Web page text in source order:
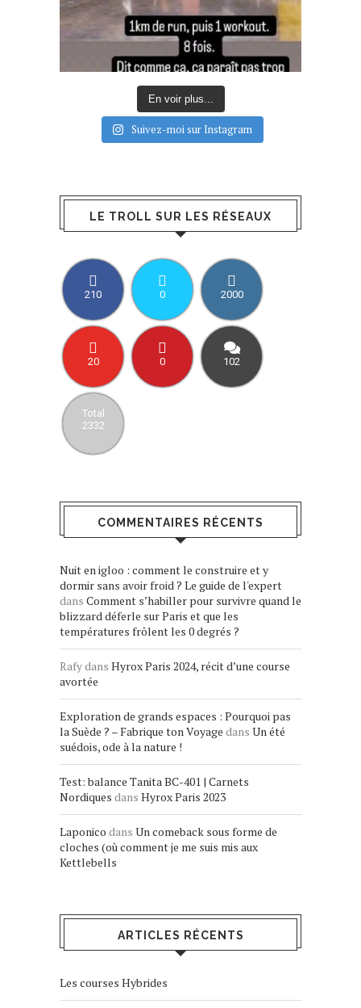
En voir plus...
Suivez-moi sur Instagram
LE TROLL SUR LES RÉSEAUX
210 0 2000
20 0 102
Total
2332
COMMENTAIRES RÉCENTS
Nuit en igloo : comment le construire et y
dormir sans avoir froid ? Le guide de l'expert
dans Comment s’habiller pour survivre quand le
blizzard déferle sur Paris et que les
températures frôlent les 0 degrés ?
Rafydans Hyrox Paris 2024, récit d’une course
avortée
Exploration de grands espaces : Pourquoi pas
la Suède ? – Fabrique ton Voyage dans Un été
suédois, ode à la nature !
Test: balance Tanita BC-401 | Carnets
Nordiques dans Hyrox Paris 2023
Laponico dans Un comeback sous forme de
cloches (où comment je me suis mis aux
Kettlebells
ARTICLES RÉCENTS
Les courses Hybrides